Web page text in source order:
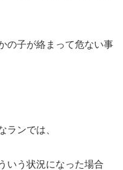
の子が絡まって危ない事
ランでは、
いう状況になった場合